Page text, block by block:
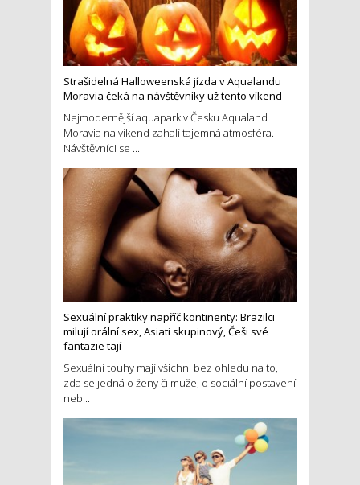
Strašidelná Halloweenská jízda v Aqualandu
Moravia čeká na návštěvníky už tento víkend
Nejmodernější aquapark v Česku Aqualand
Moravia na víkend zahalí tajemná atmosféra.
Návštěvníci se ...
Sexuální praktiky napříč kontinenty: Brazilci
milují orální sex, Asiati skupinový, Češi své
fantazie tají
Sexuální touhy mají všichni bez ohledu na to,
zda se jedná o ženy či muže, o sociální postavení
neb...